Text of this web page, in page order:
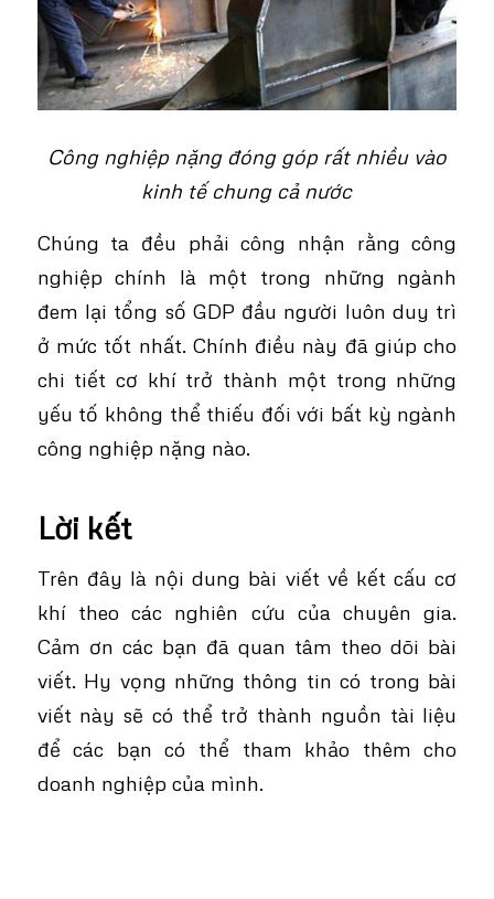
Công nghiệp nặng đóng góp rất nhiều vào
kinh tế chung cả nước
Chúng ta đều phải công nhận rằng công
nghiệp chính là một trong những ngành
đem lại tổng số GDP đầu người luôn duy trì
ở mức tốt nhất. Chính điều này đã giúp cho
chi tiết cơ khí trở thành một trong những
yếu tố không thể thiếu đối với bất kỳ ngành
công nghiệp nặng nào.
Lời kết
Trên đây là nội dung bài viết về kết cấu cơ
khí theo các nghiên cứu của chuyên gia.
Cảm ơn các bạn đã quan tâm theo dõi bài
viết. Hy vọng những thông tin có trong bài
viết này sẽ có thể trở thành nguồn tài liệu
để các bạn có thể tham khảo thêm cho
doanh nghiệp của mình.